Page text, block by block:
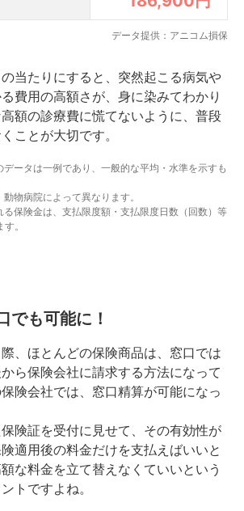
データ提供：アニコム損保
当たりにすると、突然起こる病気や
費用の高額さが、身に染みてわかり
額の診療費に慌てないように、普段
ことが大切です。
ータは一例であり、一般的な平均・水準を示すも
物病院によって異なります。
保険金は、支払限度額・支払限度日数（回数）等
。
でも可能に！
、ほとんどの保険商品は、窓口では
ら保険会社に請求する方法になって
険会社では、窓口精算が可能になっ
険証を受付に見せて、その有効性が
適用後の料金だけを支払えばいいと
な料金を立て替えなくていいという
トですよね。